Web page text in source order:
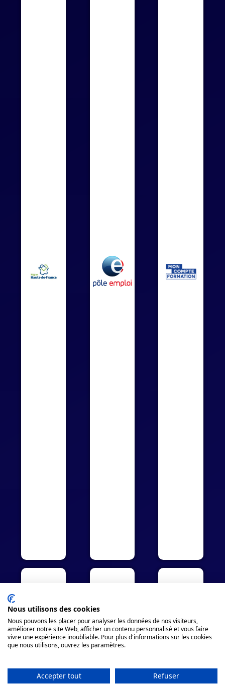
Nous utilisons des cookies
Nous pouvons les placer pour analyser les données de nos visiteurs,
améliorer notre site Web, afficher un contenu personnalisé et vous faire
vivre une expérience inoubliable. Pour plus d'informations sur les cookies
que nous utilisons, ouvrez les paramètres.
Accepter tout Refuser